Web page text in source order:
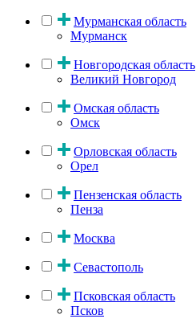
Мурманская область
Мурманск
Новгородская область
Великий Новгород
Омская область
Омск
Орловская область
Орел
Пензенская область
Пенза
Москва
Севастополь
Псковская область
Псков